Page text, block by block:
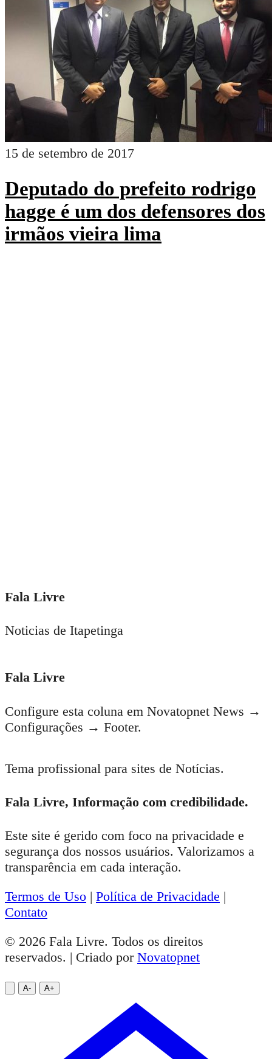
15 de setembro de 2017
Deputado do prefeito rodrigo
hagge é um dos defensores dos
irmãos vieira lima
Fala Livre
Noticias de Itapetinga
Fala Livre
Configure esta coluna em Novatopnet News →
Configurações → Footer.
Tema profissional para sites de Notícias.
Fala Livre, Informação com credibilidade.
Este site é gerido com foco na privacidade e
segurança dos nossos usuários. Valorizamos a
transparência em cada interação.
Termos de Uso | Política de Privacidade |
Contato
© 2026 Fala Livre. Todos os direitos
reservados. | Criado por Novatopnet
A- A+